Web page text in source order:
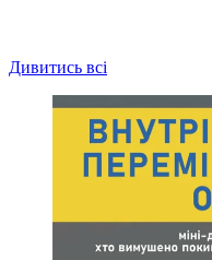
Дивитись всі